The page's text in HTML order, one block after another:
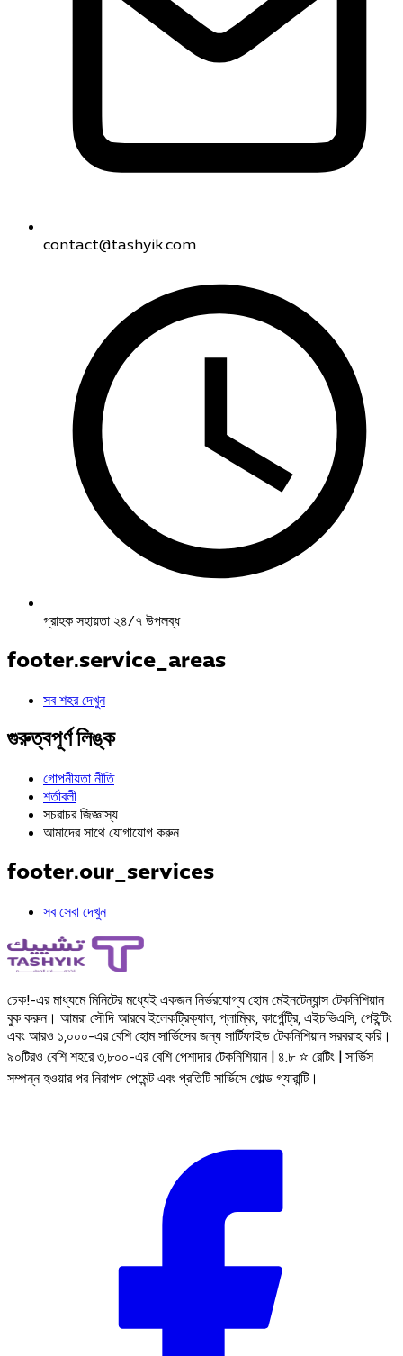
contact@tashyik.com
গ্রাহক সহায়তা ২৪/৭ উপলব্ধ
footer.service_areas
সব শহর দেখুন
গুরুত্বপূর্ণ লিঙ্ক
গোপনীয়তা নীতি
শর্তাবলী
সচরাচর জিজ্ঞাস্য
আমাদের সাথে যোগাযোগ করুন
footer.our_services
সব সেবা দেখুন
চেক!-এর মাধ্যমে মিনিটের মধ্যেই একজন নির্ভরযোগ্য হোম মেইনটেন্যান্স টেকনিশিয়ান
বুক করুন। আমরা সৌদি আরবে ইলেকট্রিক্যাল, প্লাম্বিং, কার্পেন্ট্রি, এইচভিএসি, পেইন্টিং
এবং আরও ১,০০০-এর বেশি হোম সার্ভিসের জন্য সার্টিফাইড টেকনিশিয়ান সরবরাহ করি।
৯০টিরও বেশি শহরে ৩,৮০০-এর বেশি পেশাদার টেকনিশিয়ান | ৪.৮ ⭐ রেটিং | সার্ভিস
সম্পন্ন হওয়ার পর নিরাপদ পেমেন্ট এবং প্রতিটি সার্ভিসে গোল্ড গ্যারান্টি।